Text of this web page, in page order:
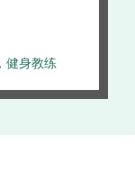
健身教练